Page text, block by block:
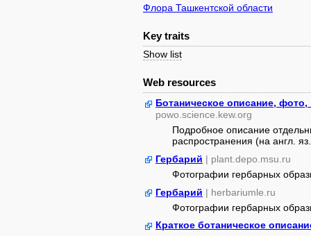
Флора Ташкентской области
Key traits
Show list
Web resources
Ботаническое описание,
powo.science.kew.org
Подробное описание
распространения (на англ.
Гербарий | plant.depo.msu.ru
Фотографии гербарных
Гербарий | herbariumle.ru
Фотографии гербарных
Краткое ботаническое